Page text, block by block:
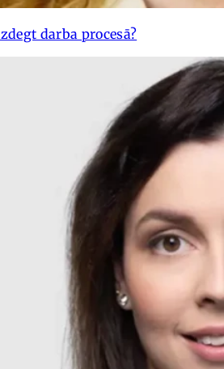
darba procesā?